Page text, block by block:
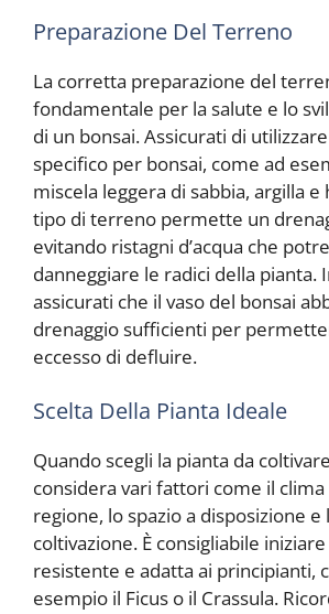
Preparazione Del Terreno
La corretta preparazione del
fondamentale per la salute e lo
di un bonsai. Assicurati di
specifico per bonsai, come ad
miscela leggera di sabbia, argilla
tipo di terreno permette un
evitando ristagni d’acqua che
danneggiare le radici della pianta.
assicurati che il vaso del bonsai
drenaggio sufficienti per
eccesso di defluire.
Scelta Della Pianta Ideale
Quando scegli la pianta da
considera vari fattori come il clima
regione, lo spazio a disposizione
coltivazione. È consigliabile
resistente e adatta ai principianti,
esempio il Ficus o il Crassula.